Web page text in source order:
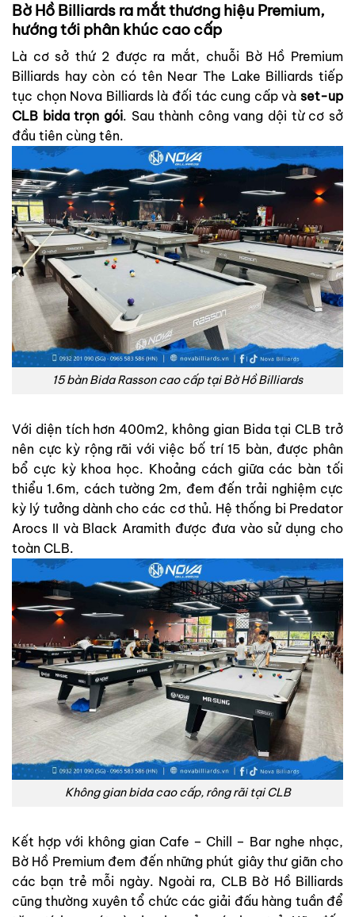
Bờ Hồ Billiards ra mắt thương hiệu Premium,
hướng tới phân khúc cao cấp
Là cơ sở thứ 2 được ra mắt, chuỗi Bờ Hồ Premium
Billiards hay còn có tên Near The Lake Billiards tiếp
tục chọn Nova Billiards là đối tác cung cấp và set-up
CLB bida trọn gói. Sau thành công vang dội từ cơ sở
đầu tiên cùng tên.
15 bàn Bida Rasson cao cấp tại Bờ Hồ Billiards
Với diện tích hơn 400m2, không gian Bida tại CLB trở
nên cực kỳ rộng rãi với việc bố trí 15 bàn, được phân
bổ cực kỳ khoa học. Khoảng cách giữa các bàn tối
thiểu 1.6m, cách tường 2m, đem đến trải nghiệm cực
kỳ lý tưởng dành cho các cơ thủ. Hệ thống bi Predator
Arocs II và Black Aramith được đưa vào sử dụng cho
toàn CLB.
Không gian bida cao cấp, rông rãi tại CLB
Kết hợp với không gian Cafe – Chill – Bar nghe nhạc,
Bờ Hồ Premium đem đến những phút giây thư giãn cho
các bạn trẻ mỗi ngày. Ngoài ra, CLB Bờ Hồ Billiards
cũng thường xuyên tổ chức các giải đấu hàng tuần để